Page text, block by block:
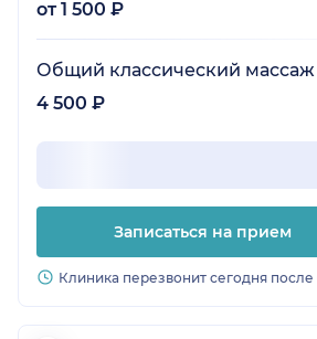
от 1 500 ₽
Общий классический массаж
4 500 ₽
Записаться на прием
Клиника перезвонит сегодня